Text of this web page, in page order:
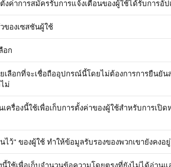
งค่าการสมัครรับการแจ้งเตือนของผู้ใช้ได้รับการอั
ของเซสชันผู้ใช้
อก
เลือกที่จะเชื่อถืออุปกรณ์นี้โดยไม่ต้องการการยืนยั
ม่
ครื่องนี้ใช้เพื่อเก็บการตั้งค่าของผู้ใช้สำหรับการเปิ
ไว้" ของผู้ใช้ ทำให้ข้อมูลรับรองของพวกเขายังคงอ